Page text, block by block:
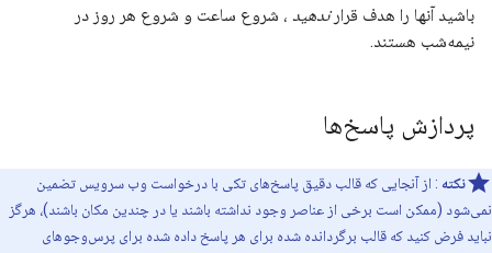
باشید آنها را هدف قرارندهید ، شروع ساعت و شروع هر روز در
نیمه‌شب هستند.
پردازش پاسخ‌ها
نکته : از آنجایی که قالب دقیق پاسخ‌های تکی با درخواست وب سرویس تضمین
نمی‌شود (ممکن است برخی از عناصر وجود نداشته باشند یا در چندین مکان باشند)، هرگز
نباید فرض کنید که قالب برگردانده شده برای هر پاسخ داده شده برای پرس‌وجوهای